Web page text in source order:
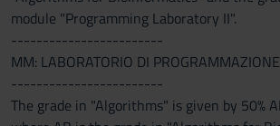
module "Programming Laboratory II".
------------------------
MM: LABORATORIO DI
------------------------
The grade in "Algorithms" is given by 50%